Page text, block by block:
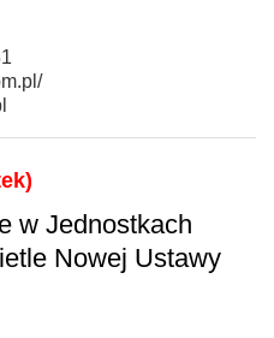
w Jednostkach
Nowej Ustawy